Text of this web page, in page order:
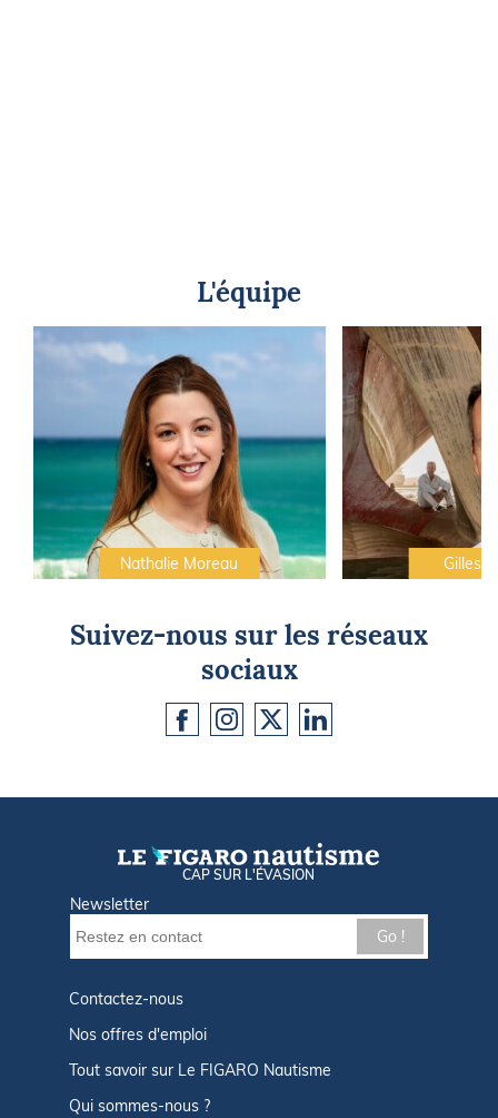
L'équipe
Nathalie Moreau Gilles
Suivez-nous sur les réseaux
sociaux
CAP SUR L'ÉVASION
Newsletter
Go !
Contactez-nous
Nos offres d'emploi
Tout savoir sur Le FIGARO Nautisme
Qui sommes-nous ?